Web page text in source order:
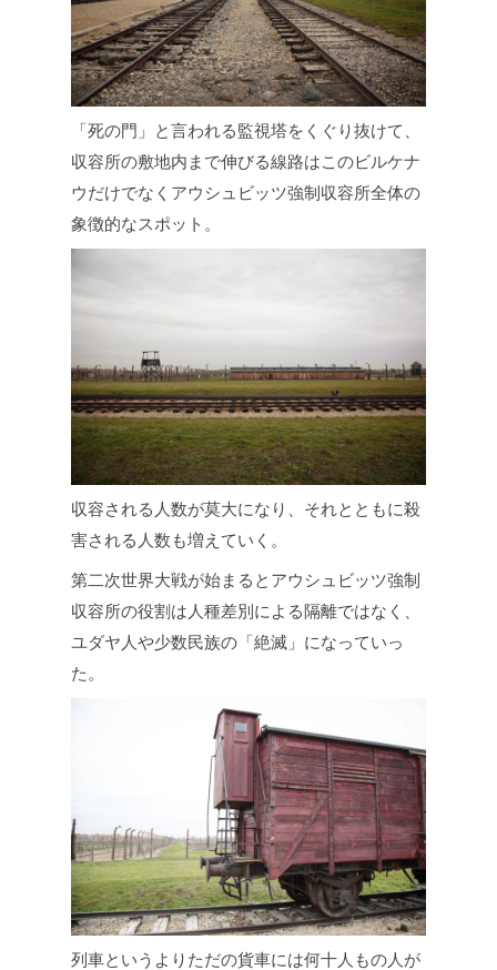
「死の門」と言われる監視塔をくぐり抜けて、
収容所の敷地内まで伸びる線路はこのビルケナ
ウだけでなくアウシュビッツ強制収容所全体の
象徴的なスポット。
収容される人数が莫大になり、それとともに殺
害される人数も増えていく。
第二次世界大戦が始まるとアウシュビッツ強制
収容所の役割は人種差別による隔離ではなく、
ユダヤ人や少数民族の「絶滅」になっていっ
た。
列車というよりただの貨車には何十人もの人が